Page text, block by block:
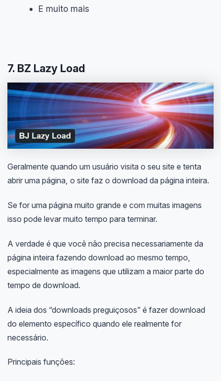
E muito mais
7. BZ Lazy Load
Geralmente quando um usuário visita o seu site e tenta
abrir uma página, o site faz o download da página inteira.
Se for uma página muito grande e com muitas imagens
isso pode levar muito tempo para terminar.
A verdade é que você não precisa necessariamente da
página inteira fazendo download ao mesmo tempo,
especialmente as imagens que utilizam a maior parte do
tempo de download.
A ideia dos “downloads preguiçosos” é fazer download
do elemento específico quando ele realmente for
necessário.
Principais funções: